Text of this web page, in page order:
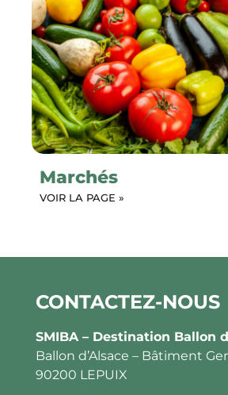
Marchés
VOIR LA PAGE »
CONTACTEZ-NOUS
SMIBA – Destination Ballon
Ballon d’Alsace – Bâtiment
90200 LEPUIX